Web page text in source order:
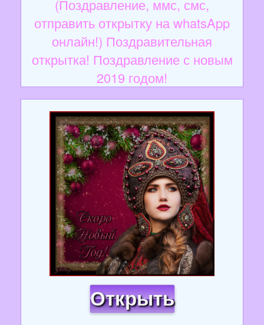
(Поздравление, ммс, смс,
отправить открытку на whatsApp
онлайн!) Поздравительная
открытка! Поздравление с новым
2019 годом!
Открыть